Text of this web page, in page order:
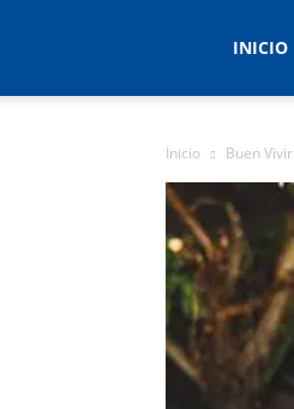
Empresas
&
Eventos
INICIO
Inicio Buen Vivir